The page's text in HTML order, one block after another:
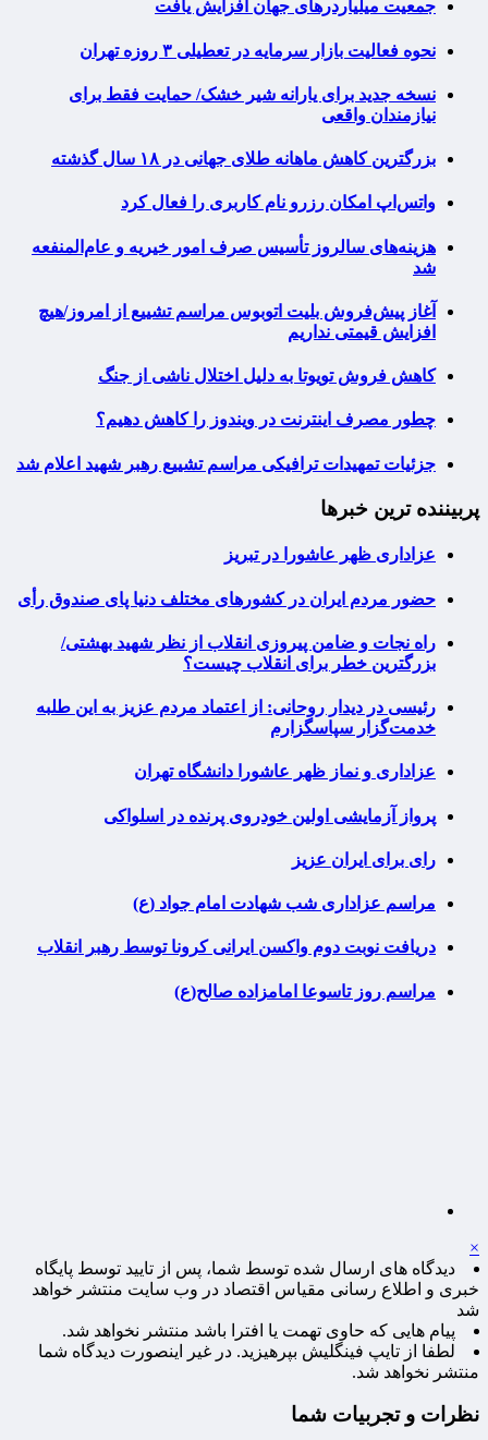
جمعیت میلیاردرهای جهان افزایش یافت
نحوه فعالیت بازار سرمایه در تعطیلی ۳ روزه تهران
نسخه جدید برای یارانه شیر خشک/ حمایت فقط برای
نیازمندان واقعی
بزرگترین کاهش ماهانه طلای جهانی در ۱۸ سال گذشته
واتس‌اپ امکان رزرو نام کاربری را فعال کرد
هزینه‌های سالروز تأسیس صرف امور خیریه و عام‌المنفعه
شد
آغاز پیش‌فروش بلیت اتوبوس مراسم تشییع از امروز/هیچ
افزایش قیمتی نداریم
کاهش فروش تویوتا به دلیل اختلال ناشی از جنگ
چطور مصرف اینترنت در ویندوز را کاهش دهیم؟
جزئیات تمهیدات ترافیکی مراسم تشییع رهبر شهید اعلام شد
پربیننده ترین خبرها
عزاداری ظهر عاشورا در تبریز
حضور مردم ایران در کشورهای مختلف دنیا پای صندوق رأی
راه نجات و ضامن پیروزی انقلاب از نظر شهید بهشتی/
بزرگترین خطر برای انقلاب چیست؟
رئیسی در دیدار روحانی: از اعتماد مردم عزیز به این طلبه
خدمت‌گزار سپاسگزارم
عزاداری و نماز ظهر عاشورا دانشگاه تهران
پرواز آزمایشی اولین خودروی پرنده در اسلواکی
رای برای ایران عزیز
مراسم عزاداری شب شهادت امام جواد (ع)
دریافت نوبت دوم واکسن ایرانی کرونا توسط رهبر انقلاب
مراسم روز تاسوعا امامزاده صالح(ع)
×
دیدگاه های ارسال شده توسط شما، پس از تایید توسط پایگاه
خبری و اطلاع رسانی مقیاس اقتصاد در وب سایت منتشر خواهد
شد
پیام هایی که حاوی تهمت یا افترا باشد منتشر نخواهد شد.
لطفا از تایپ فینگلیش بپرهیزید. در غیر اینصورت دیدگاه شما
منتشر نخواهد شد.
نظرات و تجربیات شما